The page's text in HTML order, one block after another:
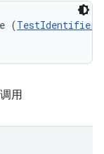
(TestIdentifier
用